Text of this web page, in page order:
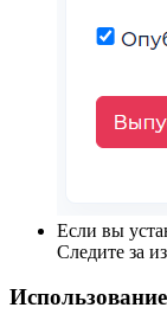
Если вы
Следите за